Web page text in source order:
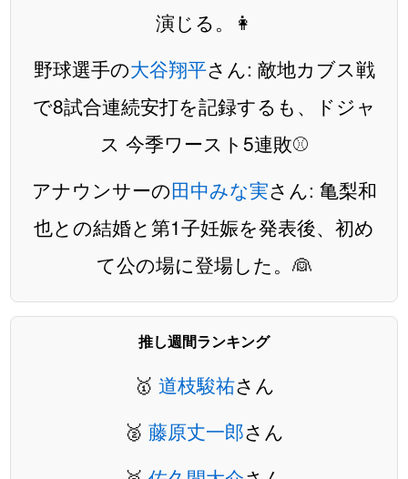
演じる。👩
野球選手の大谷翔平さん: 敵地カブス戦
で8試合連続安打を記録するも、ドジャ
ス 今季ワースト5連敗⚾️
アナウンサーの田中みな実さん: 亀梨和
也との結婚と第1子妊娠を発表後、初め
て公の場に登場した。👰
推し週間ランキング
🥇 道枝駿祐さん
🥈 藤原丈一郎さん